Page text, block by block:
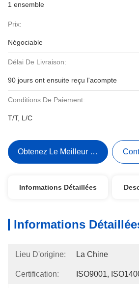
1 ensemble
Prix:
Négociable
Délai De Livraison:
90 jours ont ensuite reçu l'acompte
Conditions De Paiement:
T/T, L/C
Obtenez Le Meilleur Prix
Informations Détaillées
Informations
Lieu D'origine: La Chine
Certification: ISO9001,